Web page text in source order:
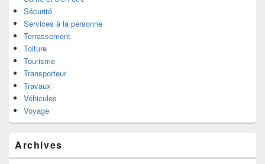
Sécurité
Services à la personne
Terrassement
Toiture
Tourisme
Transporteur
Travaux
Véhicules
Voyage
Archives